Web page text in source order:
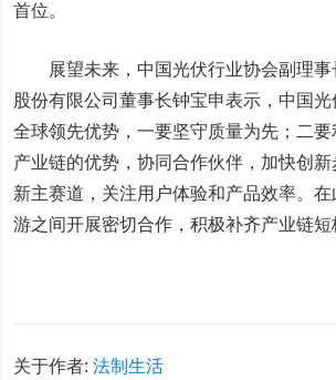
首位。
展望未来，中国光伏行业协会副理事
股份有限公司董事长钟宝申表示，中国
全球领先优势，一要坚守质量为先；二
产业链的优势，协同合作伙伴，加快创新
新主赛道，关注用户体验和产品效率。
游之间开展密切合作，积极补齐产业链短
关于作者:法制生活